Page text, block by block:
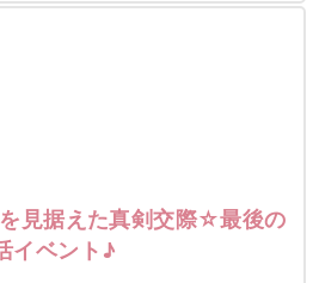
見据えた真剣交際☆最後の
イベント♪